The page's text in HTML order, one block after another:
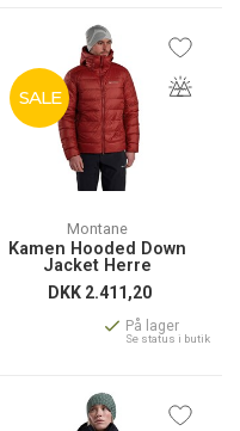
SALE
Montane
Kamen Hooded Down
Jacket Herre
DKK 2.411,20
På lager
Se status i butik